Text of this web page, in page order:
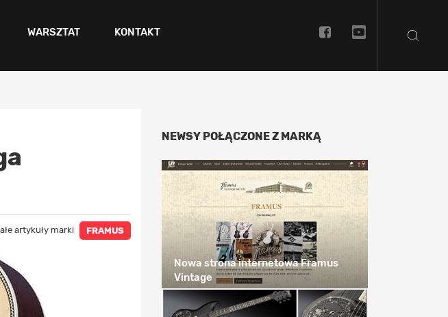
WARSZTAT KONTAKT
artykuły marki FRAMUS
NEWSY POŁĄCZONE Z MARKĄ
Nowa strona internetowa Framus
Vintage